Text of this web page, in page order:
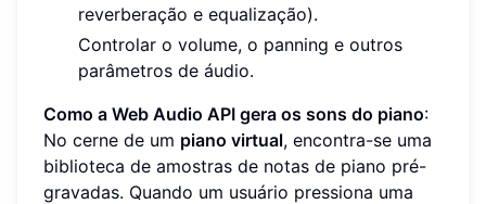
reverberação e equalização).
Controlar o volume, o panning e outros
parâmetros de áudio.
Como a Web Audio API gera os sons do piano:
No cerne de um piano virtual, encontra-se uma
biblioteca de amostras de notas de piano pré-
gravadas. Quando um usuário pressiona uma